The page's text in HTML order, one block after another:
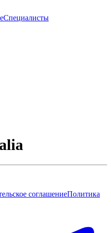
Специалисты
соглашениеПолитика